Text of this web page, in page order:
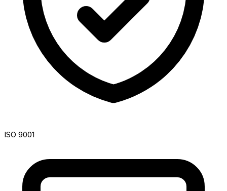
ISO 9001